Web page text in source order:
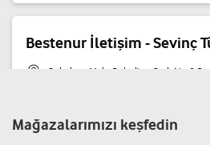
Bestenur İletişim - Sevinç
Sokubaşı Mah. Belediye Cad. No:9
Mağazalarımızı keşfedin